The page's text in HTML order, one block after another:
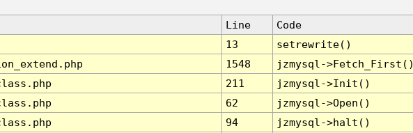
Line
Code
13
setrewrite()
1548
jzmysql-
211
jzmysql->Init()
62
jzmysql->Open()
94
jzmysql->halt()